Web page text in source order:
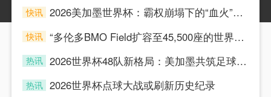
快讯
2026美加墨世界杯：霸权崩塌下的“血火”狂欢
快讯
“多伦多BMO Field扩容至45,500座的世界杯声场适配性仿真分析（2026）”
热讯
2026世界杯48队新格局：美加墨共筑足球盛宴，北美势力版图全面重构
热讯 2026世界杯点球大战或刷新历史纪录